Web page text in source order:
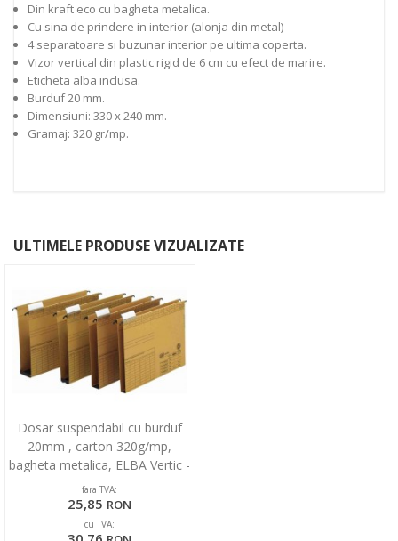
Din kraft eco cu bagheta metalica.
Cu sina de prindere in interior (alonja din metal)
4 separatoare si buzunar interior pe ultima coperta.
Vizor vertical din plastic rigid de 6 cm cu efect de marire.
Eticheta alba inclusa.
Burduf 20 mm.
Dimensiuni: 330 x 240 mm.
Gramaj: 320 gr/mp.
ULTIMELE PRODUSE VIZUALIZATE
Dosar suspendabil cu burduf
20mm , carton 320g/mp,
bagheta metalica, ELBA Vertic -
kraft
fara TVA:
25,85 RON
cu TVA: